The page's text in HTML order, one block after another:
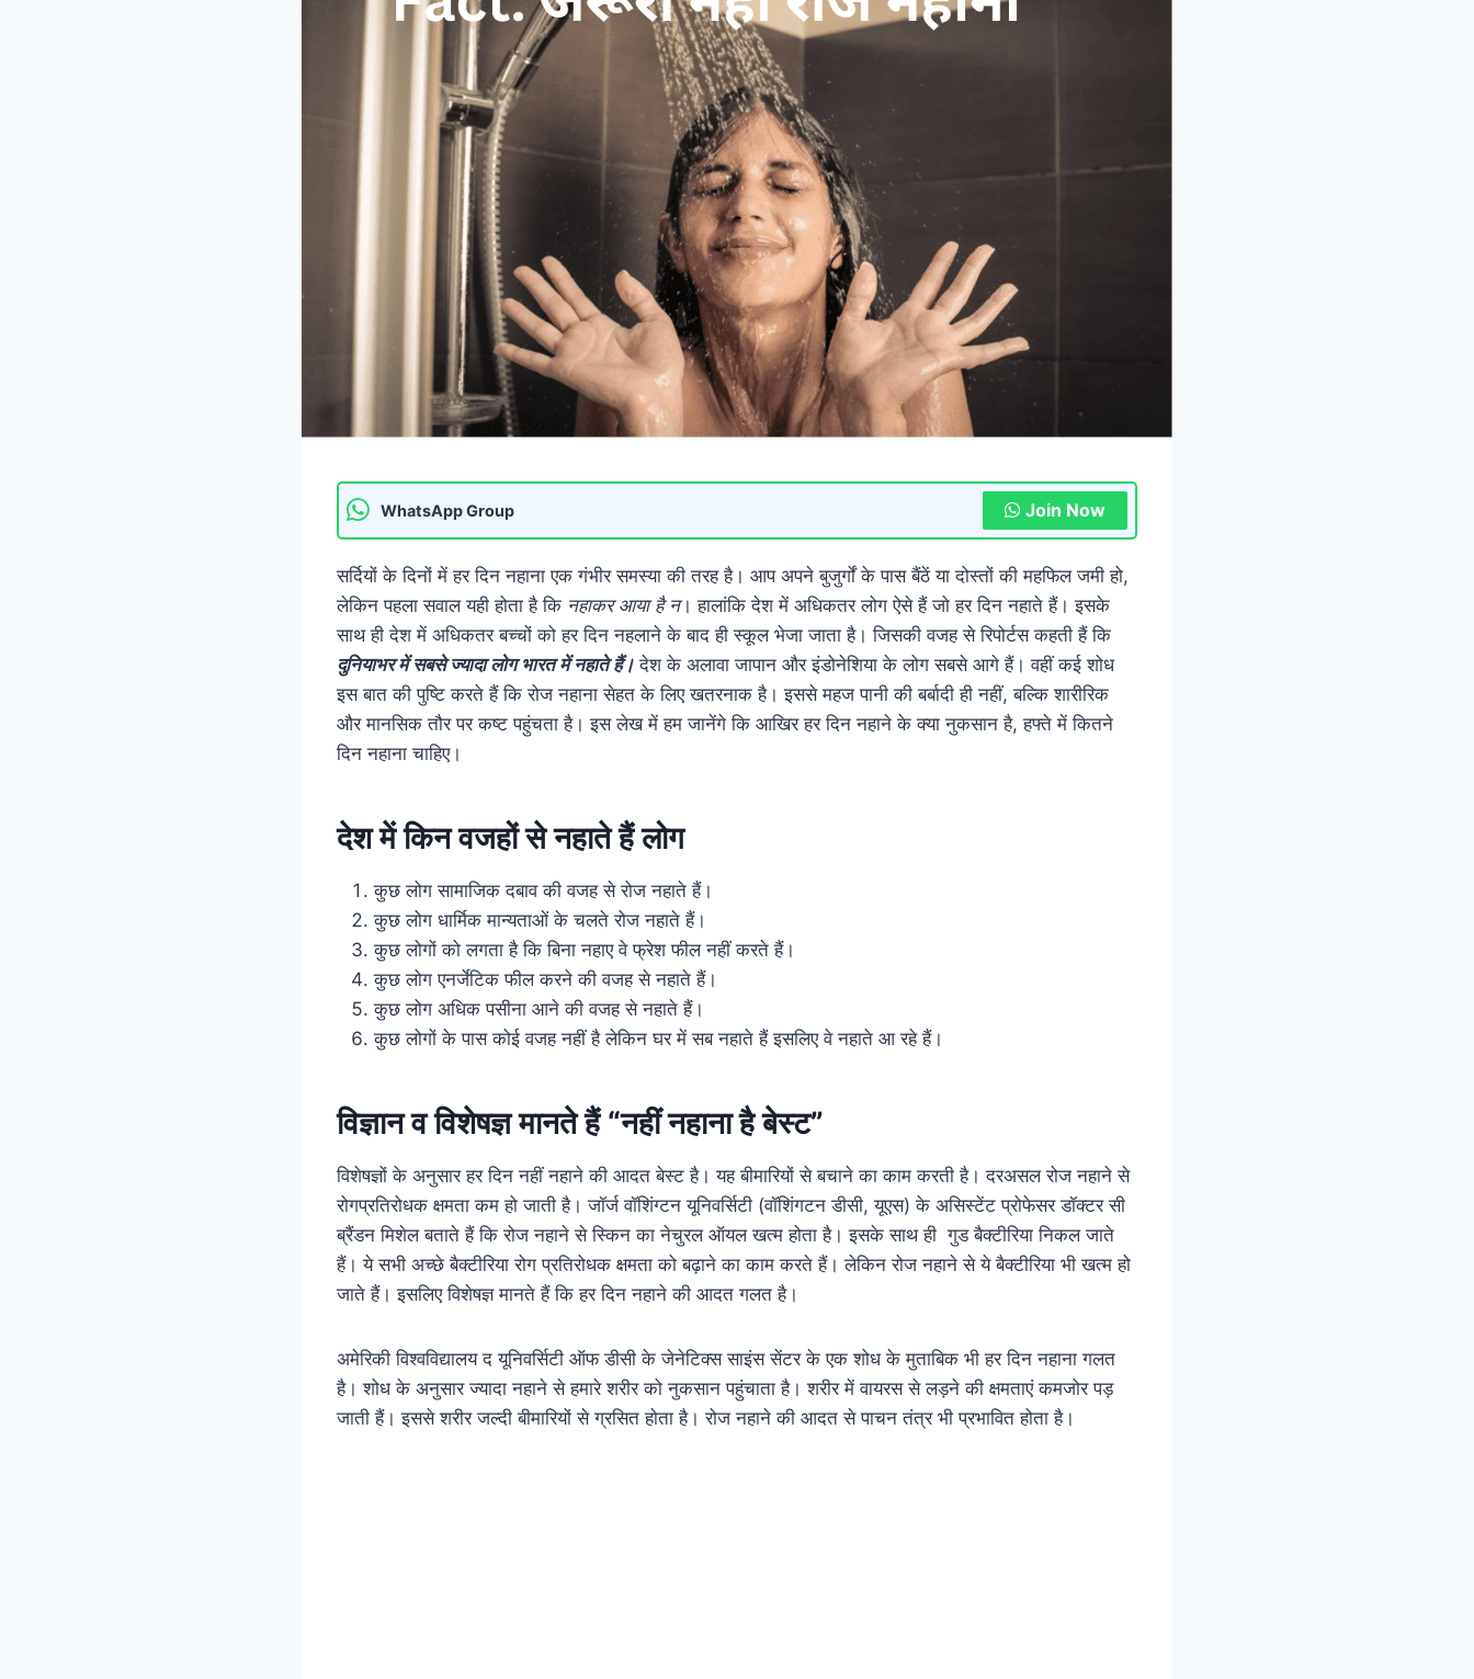
WhatsApp Group Join Now
सर्दियों के दिनों में हर दिन नहाना एक गंभीर समस्या की तरह है। आप अपने बुजुर्गों के पास बैंठें या दोस्तों की महफिल जमी हो,
लेकिन पहला सवाल यही होता है कि नहाकर आया है न। हालांकि देश में अधिकतर लोग ऐसे हैं जो हर दिन नहाते हैं। इसके
साथ ही देश में अधिकतर बच्चों को हर दिन नहलाने के बाद ही स्कूल भेजा जाता है। जिसकी वजह से रिपोर्टस कहती हैं कि
दुनियाभर में सबसे ज्यादा लोग भारत में नहाते हैं। देश के अलावा जापान और इंडोनेशिया के लोग सबसे आगे हैं। वहीं कई शोध
इस बात की पुष्टि करते हैं कि रोज नहाना सेहत के लिए खतरनाक है। इससे महज पानी की बर्बादी ही नहीं, बल्कि शारीरिक
और मानसिक तौर पर कष्ट पहुंचता है। इस लेख में हम जानेंगे कि आखिर हर दिन नहाने के क्या नुकसान है, हफ्ते में कितने
दिन नहाना चाहिए।
देश में किन वजहों से नहाते हैं लोग
कुछ लोग सामाजिक दबाव की वजह से रोज नहाते हैं।
कुछ लोग धार्मिक मान्यताओं के चलते रोज नहाते हैं।
कुछ लोगों को लगता है कि बिना नहाए वे फ्रेश फील नहीं करते हैं।
कुछ लोग एनर्जेटिक फील करने की वजह से नहाते हैं।
कुछ लोग अधिक पसीना आने की वजह से नहाते हैं।
कुछ लोगों के पास कोई वजह नहीं है लेकिन घर में सब नहाते हैं इसलिए वे नहाते आ रहे हैं।
विज्ञान व विशेषज्ञ मानते हैं “नहीं नहाना है बेस्ट”
विशेषज्ञों के अनुसार हर दिन नहीं नहाने की आदत बेस्ट है। यह बीमारियों से बचाने का काम करती है। दरअसल रोज नहाने से
रोगप्रतिरोधक क्षमता कम हो जाती है। जॉर्ज वॉशिंग्टन यूनिवर्सिटी (वॉशिंगटन डीसी, यूएस) के असिस्टेंट प्रोफेसर डॉक्टर सी
ब्रैंडन मिशेल बताते हैं कि रोज नहाने से स्किन का नेचुरल ऑयल खत्म होता है। इसके साथ ही गुड बैक्टीरिया निकल जाते
हैं। ये सभी अच्छे बैक्टीरिया रोग प्रतिरोधक क्षमता को बढ़ाने का काम करते हैं। लेकिन रोज नहाने से ये बैक्टीरिया भी खत्म हो
जाते हैं। इसलिए विशेषज्ञ मानते हैं कि हर दिन नहाने की आदत गलत है।
अमेरिकी विश्वविद्यालय द यूनिवर्सिटी ऑफ डीसी के जेनेटिक्स साइंस सेंटर के एक शोध के मुताबिक भी हर दिन नहाना गलत
है। शोध के अनुसार ज्यादा नहाने से हमारे शरीर को नुकसान पहुंचाता है। शरीर में वायरस से लड़ने की क्षमताएं कमजोर पड़
जाती हैं। इससे शरीर जल्दी बीमारियों से ग्रसित हाेता है। रोज नहाने की आदत से पाचन तंत्र भी प्रभावित होता है।